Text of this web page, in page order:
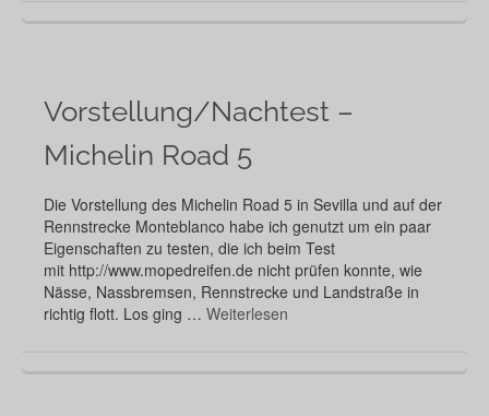
Vorstellung/Nachtest –
Michelin Road 5
Die Vorstellung des Michelin Road 5 in Sevilla und auf der
Rennstrecke Monteblanco habe ich genutzt um ein paar
Eigenschaften zu testen, die ich beim Test
mit http://www.mopedreifen.de nicht prüfen konnte, wie
Nässe, Nassbremsen, Rennstrecke und Landstraße in
richtig flott. Los ging … Weiterlesen